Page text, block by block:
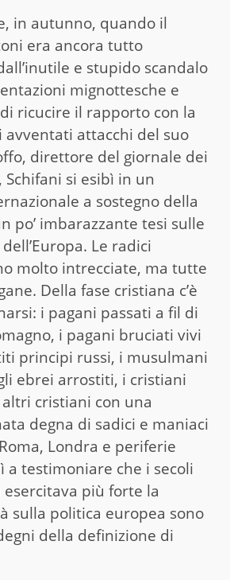
in autunno, quando il
era ancora tutto
e stupido scandalo
mignottesche e
ricucire il rapporto con la
avventati attacchi del suo
direttore del giornale dei
si esibì in un
a sostegno della
po’ imbarazzante tesi sulle
Le radici
molto intrecciate, ma tutte
Della fase cristiana c’è
i pagani passati a fil di
i pagani bruciati vivi
principi russi, i musulmani
ebrei arrostiti, i cristiani
cristiani con una
degna di sadici e maniaci
Londra e periferie
a testimoniare che i secoli
esercitava più forte la
sulla politica europea sono
della definizione di